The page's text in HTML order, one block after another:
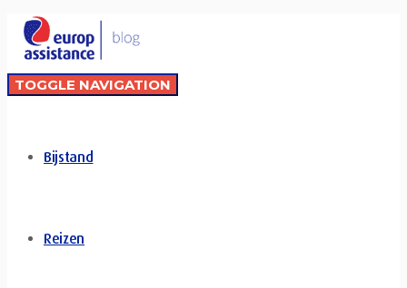
TOGGLE NAVIGATION
Bijstand
Reizen